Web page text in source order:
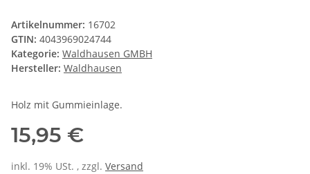
Artikelnummer: 16702
GTIN: 4043969024744
Kategorie: Waldhausen GMBH
Hersteller: Waldhausen
Holz mit Gummieinlage.
15,95 €
inkl. 19% USt. , zzgl. Versand